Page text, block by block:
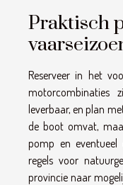
Praktisch
Reserveer in het
motorcombinaties
leverbaar, en plan
de boot omvat,
pomp en eventueel
regels voor
provincie naar